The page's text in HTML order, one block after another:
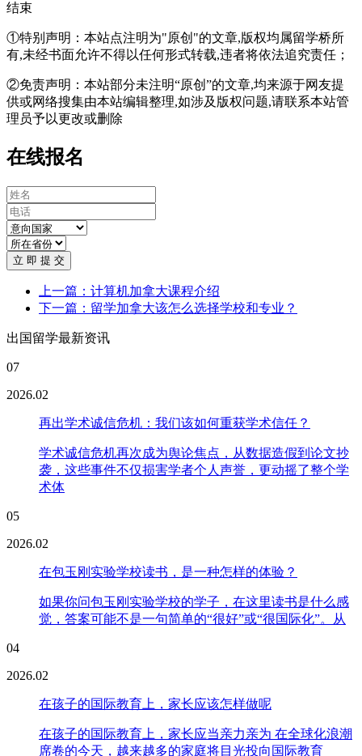
结束
①特别声明：本站点注明为"原创"的文章,版权均属留学桥所
有,未经书面允许不得以任何形式转载,违者将依法追究责任；
②免责声明：本站部分未注明“原创”的文章,均来源于网友提
供或网络搜集由本站编辑整理,如涉及版权问题,请联系本站管
理员予以更改或删除
在线报名
立 即 提 交
上一篇：计算机加拿大课程介绍
下一篇：留学加拿大该怎么选择学校和专业？
出国留学最新资讯
07
2026.02
再出学术诚信危机：我们该如何重获学术信任？
学术诚信危机再次成为舆论焦点，从数据造假到论文抄
袭，这些事件不仅损害学者个人声誉，更动摇了整个学
术体
05
2026.02
在包玉刚实验学校读书，是一种怎样的体验？
如果你问包玉刚实验学校的学子，在这里读书是什么感
觉，答案可能不是一句简单的“很好”或“很国际化”。从
04
2026.02
在孩子的国际教育上，家长应该怎样做呢
在孩子的国际教育上，家长应当亲力亲为 在全球化浪潮
席卷的今天，越来越多的家庭将目光投向国际教育